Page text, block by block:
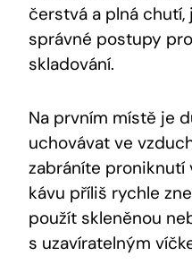
čerstvá a plná
správné postupy
skladování.
Na prvním místě je
uchovávat ve
zabráníte proniknutí
kávu příliš rychle
použít skleněnou
s uzavíratelným